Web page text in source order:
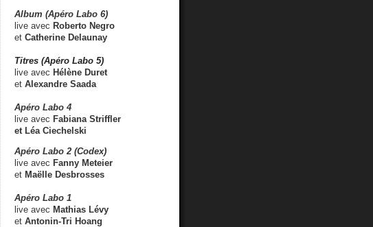
Album (Apéro Labo 6)
live avec Roberto Negro
et Catherine Delaunay
Titres (Apéro Labo 5)
live avec Hélène Duret
et Alexandre Saada
Apéro Labo 4
live avec Fabiana Striffler
et Léa Ciechelski
Apéro Labo 2 (Codex)
live avec Fanny Meteier
et Maëlle Desbrosses
Apéro Labo 1
live avec Mathias Lévy
et Antonin-Tri Hoang